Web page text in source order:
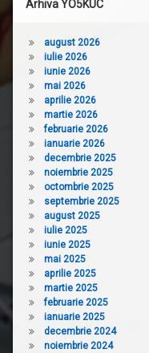
Arhiva YO5KUC
august 2026
iulie 2026
iunie 2026
mai 2026
aprilie 2026
martie 2026
februarie 2026
ianuarie 2026
decembrie 2025
noiembrie 2025
octombrie 2025
septembrie 2025
august 2025
iulie 2025
iunie 2025
mai 2025
aprilie 2025
martie 2025
februarie 2025
ianuarie 2025
decembrie 2024
noiembrie 2024